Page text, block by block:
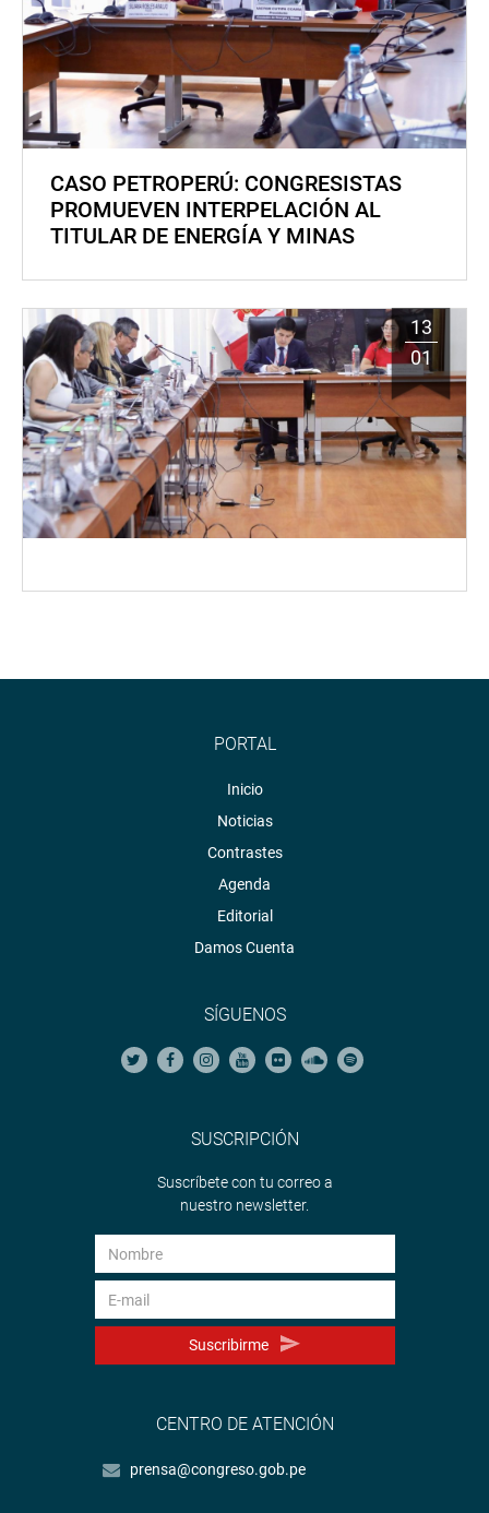
CASO PETROPERÚ: CONGRESISTAS
PROMUEVEN INTERPELACIÓN AL
TITULAR DE ENERGÍA Y MINAS
13
01
PORTAL
Inicio
Noticias
Contrastes
Agenda
Editorial
Damos Cuenta
SÍGUENOS
SUSCRIPCIÓN
Suscríbete con tu correo a
nuestro newsletter.
Suscribirme
CENTRO DE ATENCIÓN
prensa@congreso.gob.pe